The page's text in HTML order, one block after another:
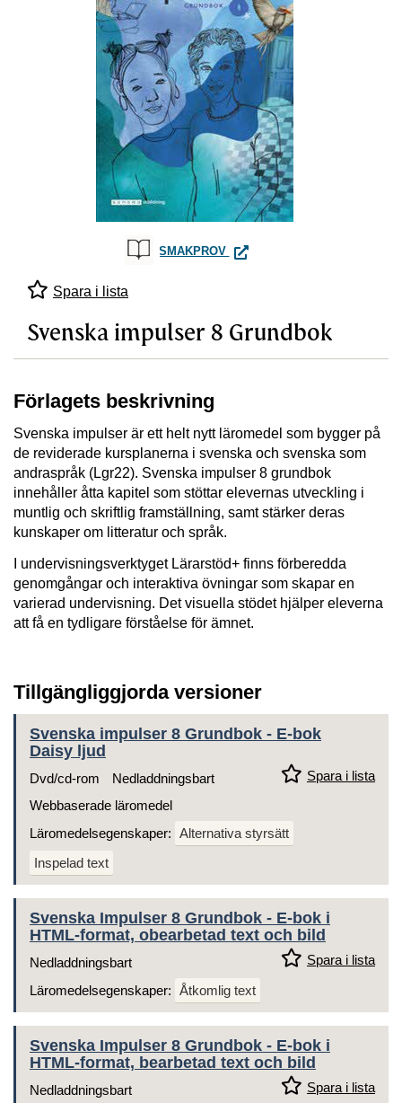
SMAKPROV SVENSKA IMPULSER 8
Spara i lista
Svenska impulser 8 Grundbok
Förlagets beskrivning
Svenska impulser är ett helt nytt läromedel som bygger på
de reviderade kursplanerna i svenska och svenska som
andraspråk (Lgr22). Svenska impulser 8 grundbok
innehåller åtta kapitel som stöttar elevernas utveckling i
muntlig och skriftlig framställning, samt stärker deras
kunskaper om litteratur och språk.
I undervisningsverktyget Lärarstöd+ finns förberedda
genomgångar och interaktiva övningar som skapar en
varierad undervisning. Det visuella stödet hjälper eleverna
att få en tydligare förståelse för ämnet.
Tillgängliggjorda versioner
Svenska impulser 8 Grundbok - E-bok
Daisy ljud
Spara i lista
Dvd/cd-rom
Nedladdningsbart
Webbaserade läromedel
Läromedelsegenskaper: Alternativa styrsätt
Inspelad text
Svenska Impulser 8 Grundbok - E-bok i
HTML-format, obearbetad text och bild
Spara i lista
Nedladdningsbart
Läromedelsegenskaper: Åtkomlig text
Svenska Impulser 8 Grundbok - E-bok i
HTML-format, bearbetad text och bild
Spara i lista
Nedladdningsbart